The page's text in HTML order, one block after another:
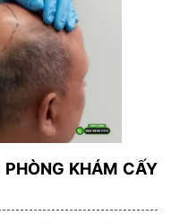
KHÁM CẤY